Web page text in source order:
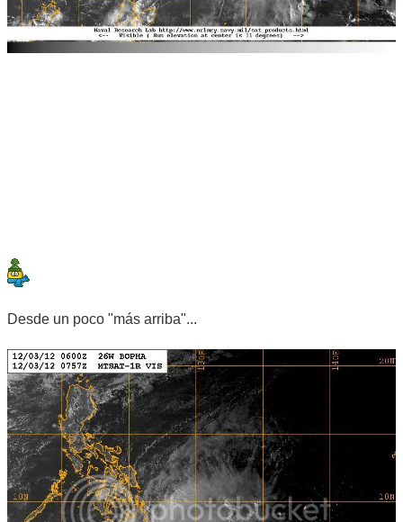
Desde un poco "más arriba"...